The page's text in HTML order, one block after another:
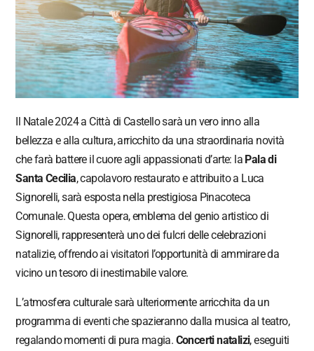
Il Natale 2024 a Città di Castello sarà un vero inno alla
bellezza e alla cultura, arricchito da una straordinaria novità
che farà battere il cuore agli appassionati d’arte: la Pala di
Santa Cecilia, capolavoro restaurato e attribuito a Luca
Signorelli, sarà esposta nella prestigiosa Pinacoteca
Comunale. Questa opera, emblema del genio artistico di
Signorelli, rappresenterà uno dei fulcri delle celebrazioni
natalizie, offrendo ai visitatori l’opportunità di ammirare da
vicino un tesoro di inestimabile valore.
L’atmosfera culturale sarà ulteriormente arricchita da un
programma di eventi che spazieranno dalla musica al teatro,
regalando momenti di pura magia. Concerti natalizi, eseguiti